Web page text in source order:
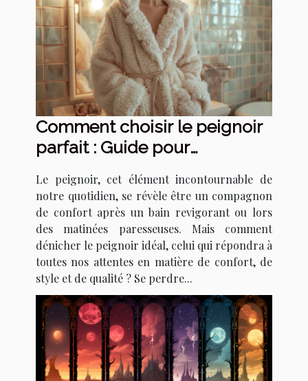
Comment choisir le peignoir
parfait : Guide pour
modèle en fonction de vos
besoins
Le peignoir, cet élément incontournable de
notre quotidien, se révèle être un compagnon
de confort après un bain revigorant ou lors
des matinées paresseuses. Mais comment
dénicher le peignoir idéal, celui qui répondra à
toutes nos attentes en matière de confort, de
style et de qualité ? Se perdre...